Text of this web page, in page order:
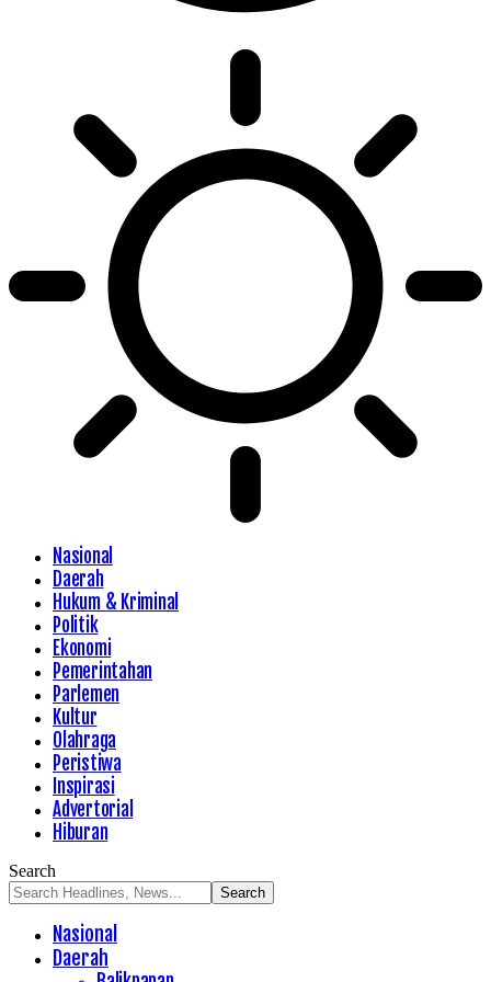
Nasional
Daerah
Hukum & Kriminal
Politik
Ekonomi
Pemerintahan
Parlemen
Kultur
Olahraga
Peristiwa
Inspirasi
Advertorial
Hiburan
Search
Nasional
Daerah